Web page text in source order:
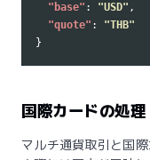
"base" : "USD" ,
"quote" :
"THB"
}
国際カードの処理
マルチ通貨取引と国